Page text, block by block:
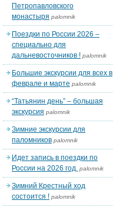
Петропавловского
монастыря palomnik
Поездки по России 2026 –
специально для
дальневосточников ! palomnik
Большие экскурсии для всех в
феврале и марте palomnik
“Татьянин день” – большая
экскурсия palomnik
Зимние экскурсии для
паломников palomnik
Идет запись в поездки по
России на 2026 год. palomnik
Зимний Крестный ход
состоится ! palomnik